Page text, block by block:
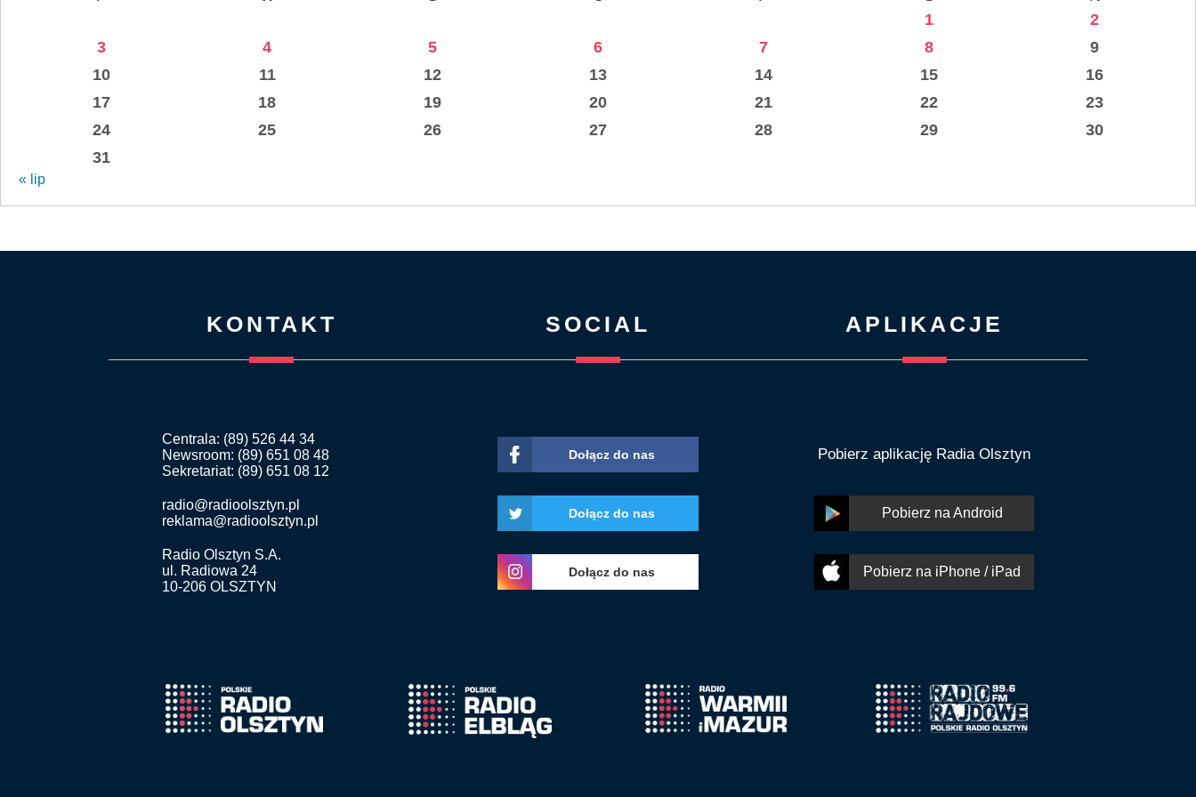
1
2
3
4 5 6 7 8
9
10
11 12 13 14 15
16
17
18 19 20 21 22
23
24
25 26 27 28 29
30
31
« lip
KONTAKT
Centrala: (89) 526 44 34
Newsroom: (89) 651 08 48
Sekretariat: (89) 651 08 12
radio@radioolsztyn.pl
reklama@radioolsztyn.pl
Radio Olsztyn S.A.
ul. Radiowa 24
10-206 OLSZTYN
SOCIAL
Dołącz do nas
Dołącz do nas
Dołącz do nas
APLIKACJE
Pobierz aplikację Radia Olsztyn
Pobierz na Android
Pobierz na iPhone / iPad